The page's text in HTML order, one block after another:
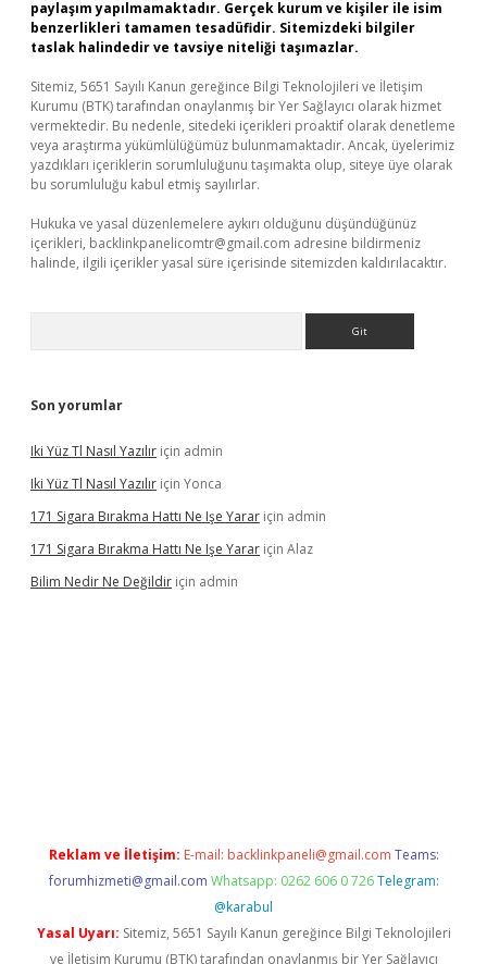
paylaşım yapılmamaktadır. Gerçek kurum ve kişiler ile isim
benzerlikleri tamamen tesadüfidir. Sitemizdeki bilgiler
taslak halindedir ve tavsiye niteliği taşımazlar.
Sitemiz, 5651 Sayılı Kanun gereğince Bilgi Teknolojileri ve İletişim
Kurumu (BTK) tarafından onaylanmış bir Yer Sağlayıcı olarak hizmet
vermektedir. Bu nedenle, sitedeki içerikleri proaktif olarak denetleme
veya araştırma yükümlülüğümüz bulunmamaktadır. Ancak, üyelerimiz
yazdıkları içeriklerin sorumluluğunu taşımakta olup, siteye üye olarak
bu sorumluluğu kabul etmiş sayılırlar.
Hukuka ve yasal düzenlemelere aykırı olduğunu düşündüğünüz
içerikleri, backlinkpanelicomtr@gmail.com adresine bildirmeniz
halinde, ilgili içerikler yasal süre içerisinde sitemizden kaldırılacaktır.
Son yorumlar
Iki Yüz Tl Nasıl Yazılır için admin
Iki Yüz Tl Nasıl Yazılır için Yonca
171 Sigara Bırakma Hattı Ne Işe Yarar için admin
171 Sigara Bırakma Hattı Ne Işe Yarar için Alaz
Bilim Nedir Ne Değildir için admin
Reklam ve İletişim: E-mail: backlinkpaneli@gmail.com Teams:
forumhizmeti@gmail.com Whatsapp: 0262 606 0 726 Telegram:
@karabul
Yasal Uyarı: Sitemiz, 5651 Sayılı Kanun gereğince Bilgi Teknolojileri
ve İletişim Kurumu (BTK) tarafından onaylanmış bir Yer Sağlayıcı